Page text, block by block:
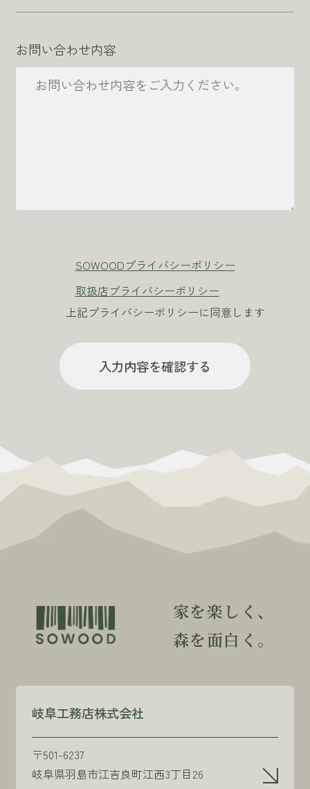
お問い合わせ内容
SOWOODプライバシーポリシー
取扱店プライバシーポリシー
上記プライバシーポリシーに同意します
家を楽しく、
森を面白く。
岐阜工務店株式会社
〒501-6237
岐阜県羽島市江吉良町江西3丁目26